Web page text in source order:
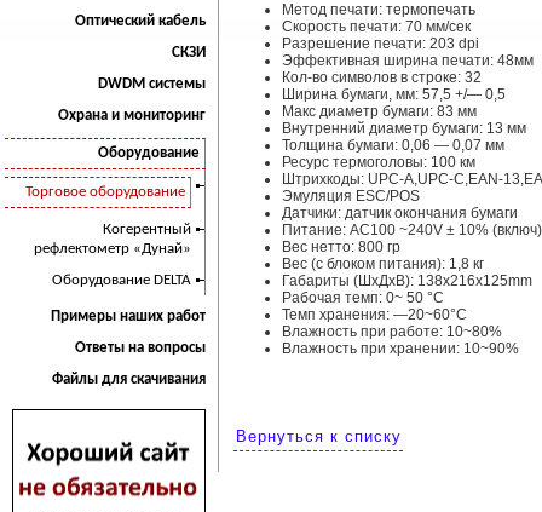
Оптический кабель
СКЗИ
DWDM системы
Охрана и мониторинг
Оборудование
Торговое оборудование
Когерентный
рефлектометр «Дунай»
Оборудование DELTA
Примеры наших работ
Ответы на вопросы
Файлы для скачивания
Метод печати: термопечать
Скорость печати: 70 мм/сек
Разрешение печати: 203 dpi
Эффективная ширина печати: 48мм
Кол-во символов в строке: 32
Ширина бумаги, мм: 57,5 +/— 0,5
Макс диаметр бумаги: 83 мм
Внутренний диаметр бумаги: 13 мм
Толщина бумаги: 0,06 — 0,07 мм
Ресурс термоголовы: 100 км
Штрихкоды: UPC-A,UPC-C,EAN-
Эмуляция ESC/POS
Датчики: датчик окончания бумаги
Питание: AC100 ~240V ± 10%
Вес нетто: 800 гр
Вес (с блоком питания): 1,8 кг
Габариты (ШхДхВ): 138x216x125mm
Рабочая темп: 0~ 50 °C
Темп хранения: —20~60°C
Влажность при работе: 10~80%
Влажность при хранении: 10~90%
Вернуться к списку